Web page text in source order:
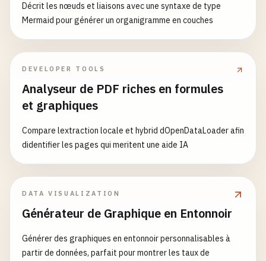
SCSS. Pont entre un thème de visualisation ECharts et les
tokens de design Figma/CSS/Tailwind sans recopier chaque
valeur à la main.
Décrit les nœuds et liaisons avec une syntaxe de type
Mermaid pour générer un organigramme en couches
DEVELOPER TOOLS
Analyseur de PDF riches en formules
et graphiques
Compare lextraction locale et hybrid dOpenDataLoader afin
didentifier les pages qui meritent une aide IA
DATA VISUALIZATION
Générateur de Graphique en Entonnoir
Générer des graphiques en entonnoir personnalisables à
partir de données, parfait pour montrer les taux de